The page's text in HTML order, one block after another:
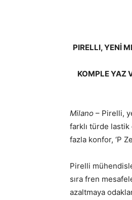
PIRELLI, YENİ
KOMPLE YAZ
Milano – Pirelli,
farklı türde
fazla konfor, ‘P
Pirelli
sıra fren
azaltmaya